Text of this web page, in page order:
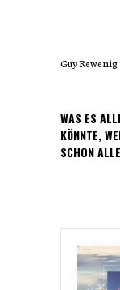
Leser)
Guy Rewenig
WAS ES
KÖNNTE,
SCHON